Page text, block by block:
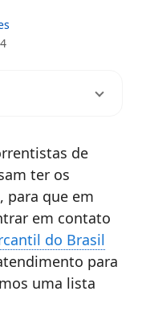
de
ter os
para que em
em contato
do Brasil
para
uma lista